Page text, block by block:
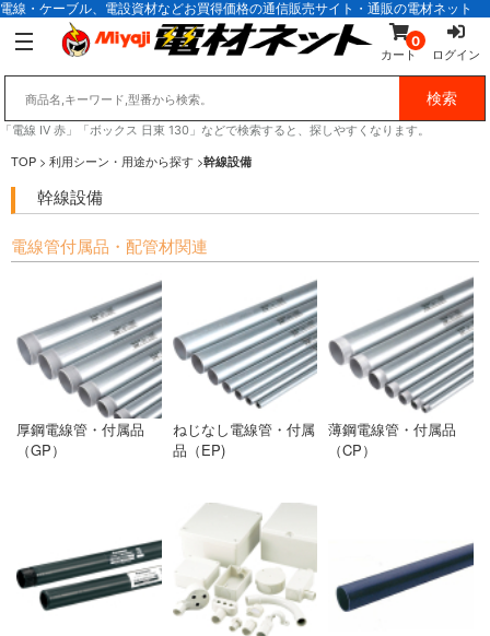
電線・ケーブル、電設資材などお買得価格の通信販売サイト・通販の電材ネット
0
カート ログイン
「電線 IV 赤」「ボックス 日東 130」などで検索すると、探しやすくなります。
TOP > 利用シーン・用途から探す >幹線設備
幹線設備
電線管付属品・配管材関連
厚鋼電線管・付属品
（GP）
ねじなし電線管・付属
品（EP)
薄鋼電線管・付属品
（CP）